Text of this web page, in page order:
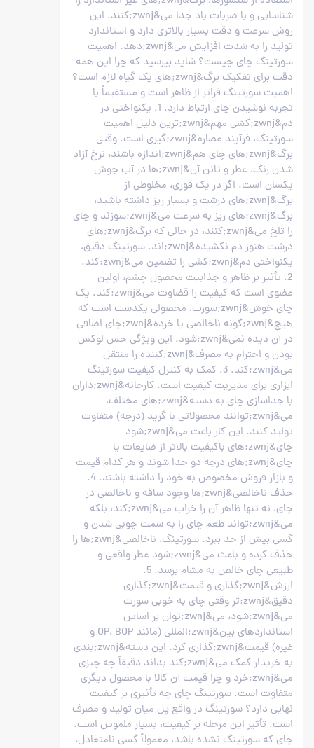
شناسایی و با ضربات باد جدا می&zwnj;کنند. این
روش سرعت و دقت بسیار بالاتری دارد و استاندارد
تولید را به شدت افزایش می&zwnj;دهد. اهمیت
سورتینگ چای چیست؟ شاید بپرسید که چرا این همه
دقت برای تفکیک برگ&zwnj;های یک گیاه لازم است؟
اهمیت سورتینگ فراتر از ظاهر است و مستقیماً با
تجربه نوشیدن چای ارتباط دارد. 1. یکنواختی در
دم&zwnj;کشی مهم&zwnj;ترین دلیل اهمیت
سورتینگ، فرآیند عصاره&zwnj;گیری است. وقتی
برگ&zwnj;های چای هم&zwnj;اندازه باشند، نرخ آزاد
شدن رنگ، عطر و تانن آن&zwnj;ها در آب جوش
یکسان است. اگر در یک قوری، مخلوطی از
برگ&zwnj;های درشت و بسیار ریز داشته باشید،
برگ&zwnj;های ریز به سرعت می&zwnj;سوزند و چای
را تلخ می&zwnj;کنند، در حالی که برگ&zwnj;های
درشت هنوز دم نکشیده&zwnj;اند. سورتینگ دقیق،
یکنواختی دم&zwnj;کشی را تضمین می&zwnj;کند.
2. تأثیر بر ظاهر و جذابیت محصول چشم، اولین
عضوی است که کیفیت را قضاوت می&zwnj;کند. یک
چای خوش&zwnj;سورت، محصولی یکدست است که
هیچ&zwnj;گونه ناخالصی یا خرده&zwnj;چای اضافی
در آن دیده نمی&zwnj;شود. این ویژگی حس لوکس
بودن و احترام به مصرف&zwnj;کننده را منتقل
می&zwnj;کند. 3. کمک به کنترل کیفیت سورتینگ
ابزاری برای مدیریت کیفیت است. کارخانه&zwnj;داران
با جداسازی چای به دسته&zwnj;های مختلف،
می&zwnj;توانند محصولاتی با گرید (درجه) متفاوت
تولید کنند. این کار باعث می&zwnj;شود
چای&zwnj;های باکیفیت بالاتر از ضایعات یا
چای&zwnj;های درجه دو جدا شوند و هر کدام قیمت
و بازار فروش مخصوص به خود را داشته باشند. 4.
حذف ناخالصی&zwnj;ها وجود ساقه و ناخالصی در
چای، نه تنها ظاهر آن را خراب می&zwnj;کند، بلکه
می&zwnj;تواند طعم چای را به سمت چوبی شدن و
گسی بیش از حد ببرد. سورتینگ، ناخالصی&zwnj;ها را
حذف کرده و باعث می&zwnj;شود عطر واقعی و
طبیعی چای خالص به مشام برسد. 5.
ارزش&zwnj;گذاری و قیمت&zwnj;گذاری
دقیق&zwnj;تر وقتی چای به خوبی سورت
می&zwnj;شود، می&zwnj;توان بر اساس
استانداردهای بین&zwnj;المللی (مانند OP، BOP و
غیره) قیمت&zwnj;گذاری کرد. این دسته&zwnj;بندی
به خریدار کمک می&zwnj;کند بداند دقیقاً چه چیزی
می&zwnj;خرد و چرا قیمت آن کالا با محصول دیگری
متفاوت است. سورتینگ چای چه تأثیری بر کیفیت
نهایی دارد؟ سورتینگ در واقع پل میان تولید و مصرف
است. تأثیر این مرحله بر کیفیت، بسیار ملموس است.
چای که سورتینگ نشده باشد، معمولاً گسی نامتعادل،